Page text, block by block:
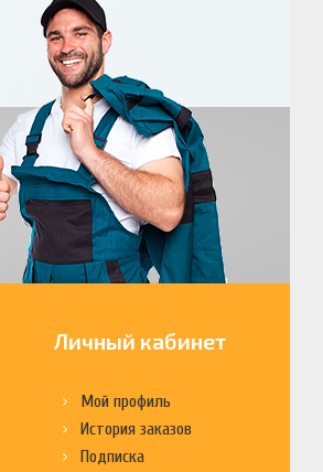
Личный кабинет
Мой профиль
История заказов
Подписка